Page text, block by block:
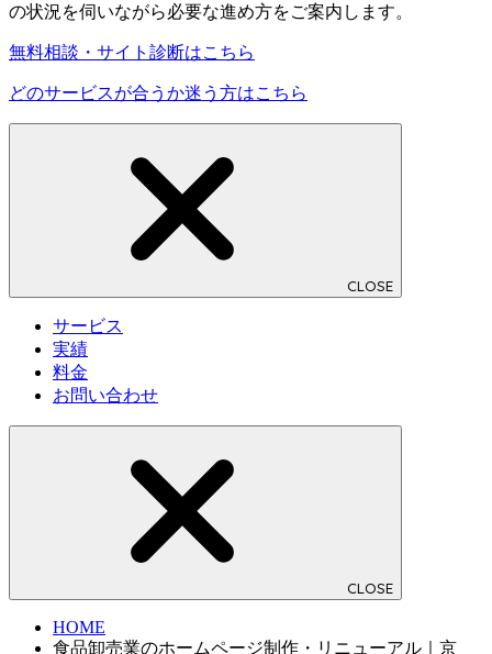
の状況を伺いながら必要な進め方をご案内します。
無料相談・サイト診断はこちら
どのサービスが合うか迷う方はこちら
CLOSE
サービス
実績
料金
お問い合わせ
CLOSE
HOME
食品卸売業のホームページ制作・リニューアル｜京